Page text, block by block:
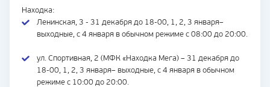
Находка:
Ленинская, 3 - 31 декабря до 18-00, 1, 2, 3 января–
выходные, с 4 января в обычном режиме с 08:00 до 20:00.
ул. Спортивная, 2 (МФК «Находка Мега) – 31 декабря до
18-00, 1, 2, 3 января– выходные, с 4 января в обычном
режиме с 10:00 до 20:00.